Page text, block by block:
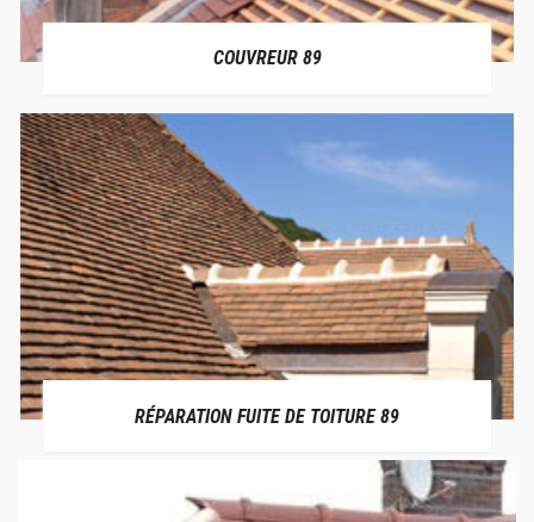
COUVREUR 89
RÉPARATION FUITE DE TOITURE 89